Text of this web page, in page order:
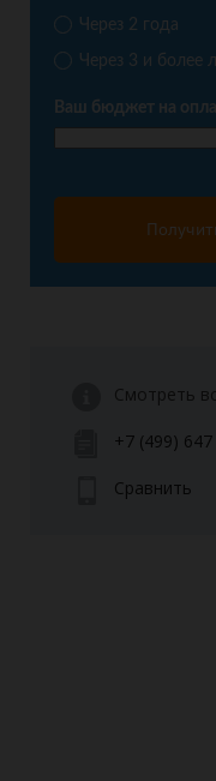
Через 2 года
Через 3 и более
Ваш бюджет на
Смотреть
+7 (499)
Сравнить